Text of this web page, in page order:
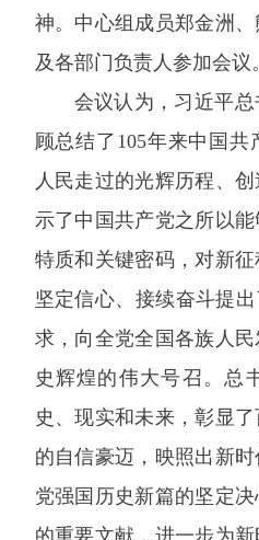
神。中心组成员郑金洲
及各部门负责人参加会议。
会议认为，习近平
顾总结了105年来中国
人民走过的光辉历程、
示了中国共产党之所以
特质和关键密码，对新
坚定信心、接续奋斗提
求，向全党全国各族人
史辉煌的伟大号召。总
史、现实和未来，彰显
的自信豪迈，映照出新
党强国历史新篇的坚定
的重要文献，进一步为